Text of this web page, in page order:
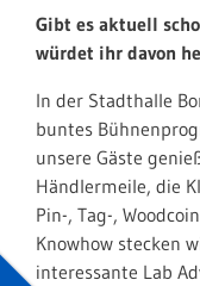
Gibt es aktuell
würdet ihr davon
In der Stadthalle
buntes
unsere Gäste
Händlermeile, die
Pin-, Tag-,
Knowhow stecken
interessante Lab